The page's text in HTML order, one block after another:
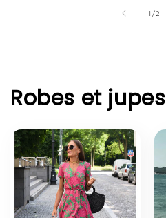
1 /de2
Robes et jupes